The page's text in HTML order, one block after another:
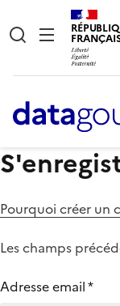
Pourquoi créer un
Les champs
Adresse email*